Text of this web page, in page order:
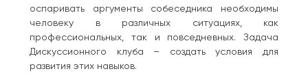
оспаривать аргументы собеседника необходимы
человеку в различных ситуациях, как
профессиональных, так и повседневных. Задача
Дискуссионного клуба – создать условия для
развития этих навыков.